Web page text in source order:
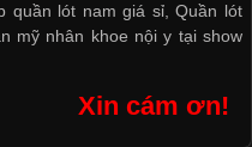
quần lót nam giá sỉ,Quần lót
mỹ nhân khoe nội y tại show
Xin cám ơn!